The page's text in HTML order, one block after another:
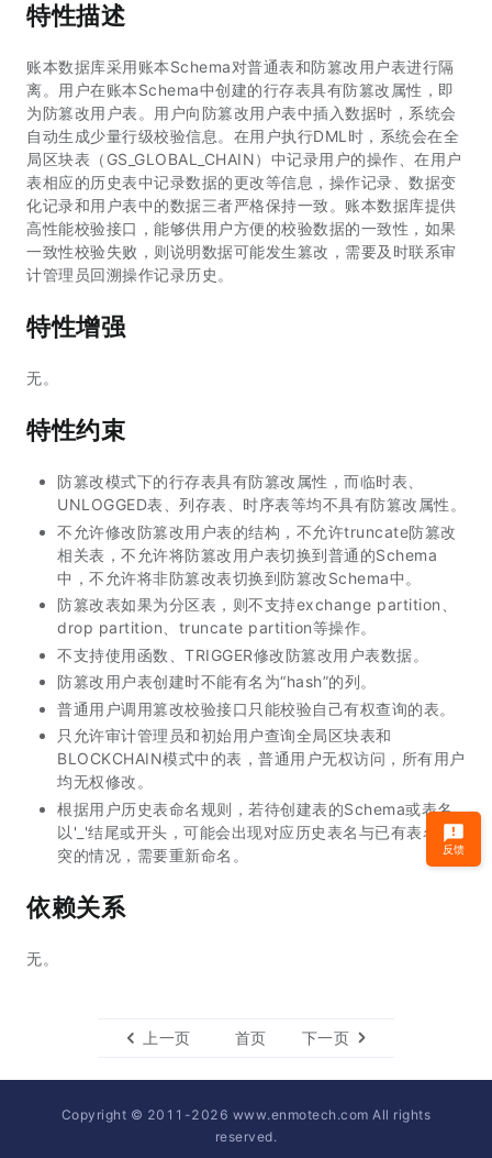
特性描述
账本数据库采用账本Schema对普通表和防篡改用户表进行隔
离。用户在账本Schema中创建的行存表具有防篡改属性，即
为防篡改用户表。用户向防篡改用户表中插入数据时，系统会
自动生成少量行级校验信息。在用户执行DML时，系统会在全
局区块表（GS_GLOBAL_CHAIN）中记录用户的操作、在用户
表相应的历史表中记录数据的更改等信息，操作记录、数据变
化记录和用户表中的数据三者严格保持一致。账本数据库提供
高性能校验接口，能够供用户方便的校验数据的一致性，如果
一致性校验失败，则说明数据可能发生篡改，需要及时联系审
计管理员回溯操作记录历史。
特性增强
无。
特性约束
防篡改模式下的行存表具有防篡改属性，而临时表、
UNLOGGED表、列存表、时序表等均不具有防篡改属性。
不允许修改防篡改用户表的结构，不允许truncate防篡改
相关表，不允许将防篡改用户表切换到普通的Schema
中，不允许将非防篡改表切换到防篡改Schema中。
防篡改表如果为分区表，则不支持exchange partition、
drop partition、truncate partition等操作。
不支持使用函数、TRIGGER修改防篡改用户表数据。
防篡改用户表创建时不能有名为“hash”的列。
普通用户调用篡改校验接口只能校验自己有权查询的表。
只允许审计管理员和初始用户查询全局区块表和
BLOCKCHAIN模式中的表，普通用户无权访问，所有用户
均无权修改。
根据用户历史表命名规则，若待创建表的Schema或表名
以'_'结尾或开头，可能会出现对应历史表名与已有表名冲
突的情况，需要重新命名。
依赖关系
无。
上一页 首页 下一页
反馈
Copyright © 2011-2026 www.enmotech.com All rights
reserved.